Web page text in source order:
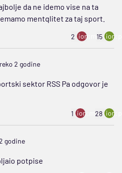
da ne idemo vise na ta
mentqlitet za taj sport.
2 ion:minus
15
2 godine
sektor RSS Pa odgovor je
1 ion:minus
28
godine
potpise